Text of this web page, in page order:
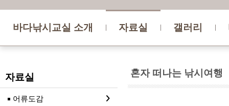
바다낚시교실 소개 자료실 갤러리
혼자 떠나는 낚시여행
자료실
어류도감